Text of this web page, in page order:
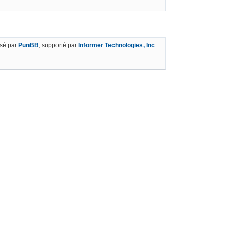
par PunBB, supporté par Informer Technologies, Inc.